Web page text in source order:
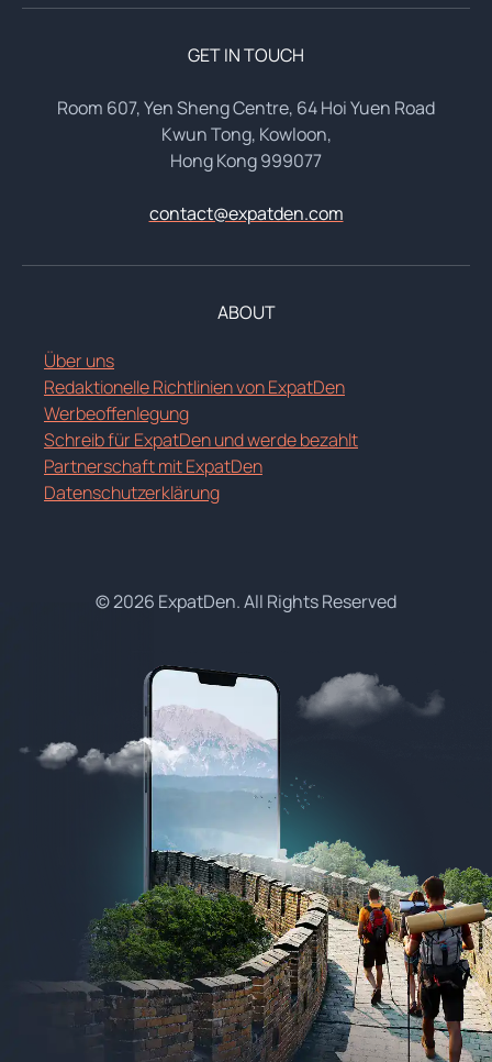
GET IN TOUCH
Room 607, Yen Sheng Centre, 64 Hoi Yuen Road
Kwun Tong, Kowloon,
Hong Kong 999077
contact@expatden.com
ABOUT
Über uns
Redaktionelle Richtlinien von ExpatDen
Werbeoffenlegung
Schreib für ExpatDen und werde bezahlt
Partnerschaft mit ExpatDen
Datenschutzerklärung
© 2026 ExpatDen. All Rights Reserved